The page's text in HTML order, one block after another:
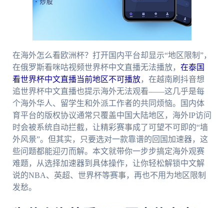
在海外怎么看欧洲杯？打开国内平台却显示“地区限制”，
在俄罗斯看咪咕视频世界杯中文直播无法播放， 在泰国
看世界杯中文直播当前地区不可播放，在越南刷抖音想
追世界杯中文直播也提示海外无法观看——这几乎是每
个海外华人、留学生和外派工作者的共同烦恼。国内体
育平台的版权协议通常只覆盖中国大陆地区，海外IP访问
时会被系统自动拦截，让精彩赛事成了可望不可即的“墙
外风景”。但其实，只要选对一款靠谱的回国加速器，这
些问题都能迎刃而解。本文就带你一步步搞定海外观赛
难题，从选择加速器到具体操作，让你轻松解锁中文解
说的NBA、英超、世界杯等赛事，再也不用为地区限制
发愁。